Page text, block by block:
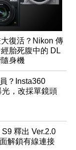
復活？Nikon 傳
胎死腹中的 DL
身機
？Insta360
光，改採單鏡頭
釋出 Ver.2.0
解鎖有線連接